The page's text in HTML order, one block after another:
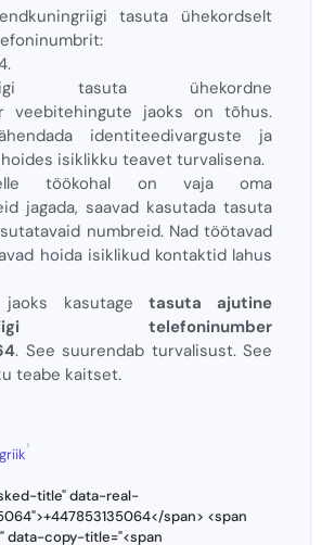
tasuta ühekordselt
tasuta ühekordne
veebitehingute jaoks on tõhus.
identiteedivarguste ja
isiklikku teavet turvalisena.
töökohal on vaja oma
jagada, saavad kasutada tasuta
numbreid. Nad töötavad
hoida isiklikud kontaktid lahus
jaoks kasutage tasuta ajutine
telefoninumber
. See suurendab turvalisust. See
teabe kaitset.
›
title" data-real-
span> <span
data-copy-title="<span